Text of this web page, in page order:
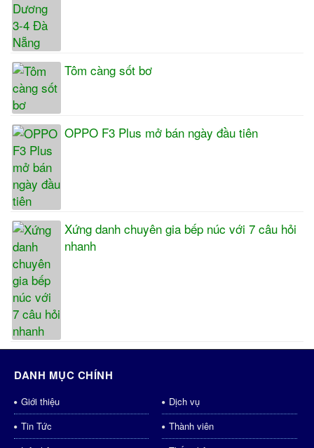
Tôm càng sốt bơ
OPPO F3 Plus mở bán ngày đầu tiên
Xứng danh chuyên gia bếp núc với 7 câu hỏi
nhanh
DANH MỤC CHÍNH
Giới thiệu
Dịch vụ
Tin Tức
Thành viên